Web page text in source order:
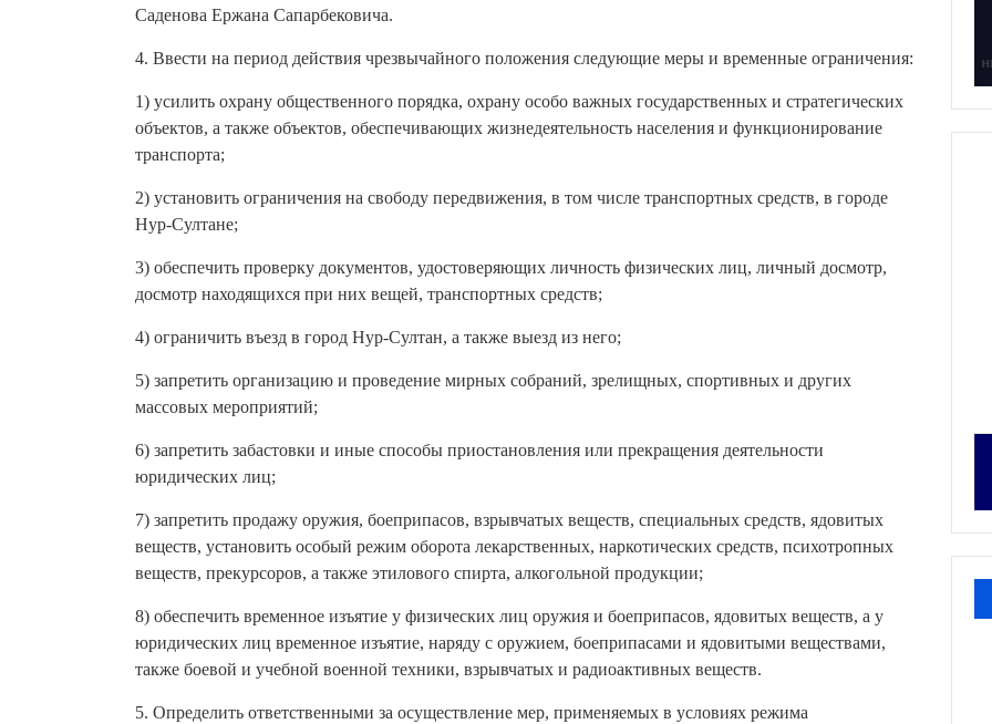
Саденова Ержана Сапарбековича.
4. Ввести на период действия чрезвычайного положения следующие меры и временные ограничения:
1) усилить охрану общественного порядка, охрану особо важных государственных и стратегических
объектов, а также объектов, обеспечивающих жизнедеятельность населения и функционирование
транспорта;
2) установить ограничения на свободу передвижения, в том числе транспортных средств, в городе
Нур-Султане;
3) обеспечить проверку документов, удостоверяющих личность физических лиц, личный досмотр,
досмотр находящихся при них вещей, транспортных средств;
4) ограничить въезд в город Нур-Султан, а также выезд из него;
5) запретить организацию и проведение мирных собраний, зрелищных, спортивных и других
массовых мероприятий;
6) запретить забастовки и иные способы приостановления или прекращения деятельности
юридических лиц;
7) запретить продажу оружия, боеприпасов, взрывчатых веществ, специальных средств, ядовитых
веществ, установить особый режим оборота лекарственных, наркотических средств, психотропных
веществ, прекурсоров, а также этилового спирта, алкогольной продукции;
8) обеспечить временное изъятие у физических лиц оружия и боеприпасов, ядовитых веществ, а у
юридических лиц временное изъятие, наряду с оружием, боеприпасами и ядовитыми веществами,
также боевой и учебной военной техники, взрывчатых и радиоактивных веществ.
5. Определить ответственными за осуществление мер, применяемых в условиях режима